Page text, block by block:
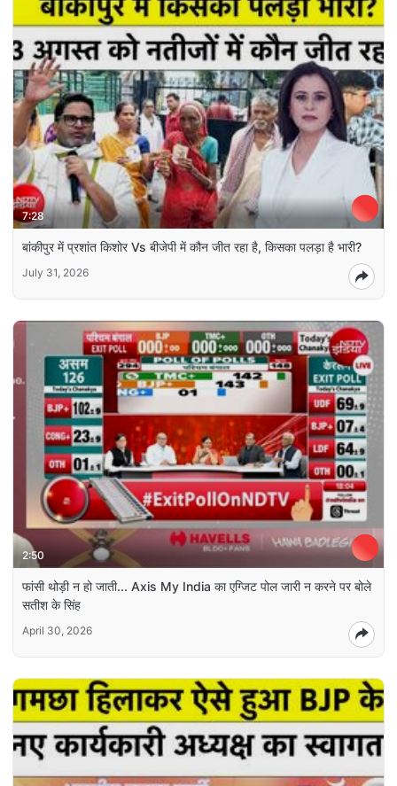
7:28
बांकीपुर में प्रशांत किशोर Vs बीजेपी में कौन जीत रहा है, किसका पलड़ा है भारी?
July 31, 2026
2:50
फांसी थोड़ी न हो जाती... Axis My India का एग्जिट पोल जारी न करने पर बोले
सतीश के सिंह
April 30, 2026